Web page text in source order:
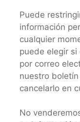
Puede
información
cualquier
puede elegir
por correo
nuestro
cancelarlo en
No